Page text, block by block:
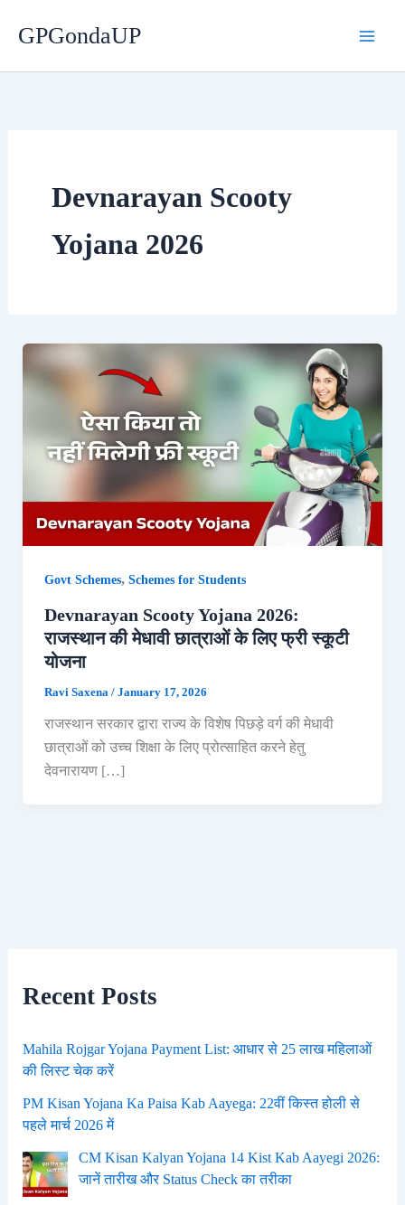
GPGondaUP
Devnarayan Scooty
Yojana 2026
Govt Schemes, Schemes for Students
Devnarayan Scooty Yojana 2026:
राजस्थान की मेधावी छात्राओं के लिए फ्री स्कूटी
योजना
Ravi Saxena / January 17, 2026
राजस्थान सरकार द्वारा राज्य के विशेष पिछड़े वर्ग की मेधावी
छात्राओं को उच्च शिक्षा के लिए प्रोत्साहित करने हेतु
देवनारायण […]
Recent Posts
Mahila Rojgar Yojana Payment List: आधार से 25 लाख महिलाओं
की लिस्ट चेक करें
PM Kisan Yojana Ka Paisa Kab Aayega: 22वीं किस्त होली से
पहले मार्च 2026 में
CM Kisan Kalyan Yojana 14 Kist Kab Aayegi 2026:
जानें तारीख और Status Check का तरीका